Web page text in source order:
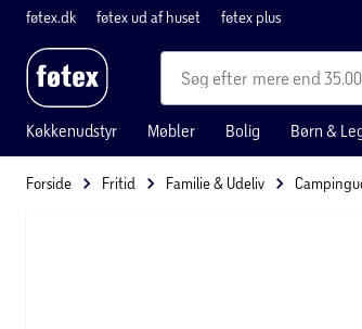
føtex.dk føtex ud af huset føtex plus
mere end
Køkkenudstyr Møbler Bolig Børn &
Forside Fritid Familie & Udeliv